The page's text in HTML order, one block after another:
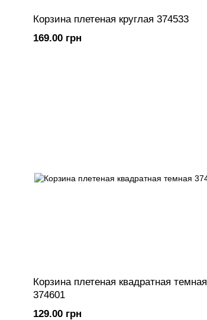
Корзина плетеная круглая 374533
169.00 грн
Корзина плетеная квадратная темная
374601
129.00 грн